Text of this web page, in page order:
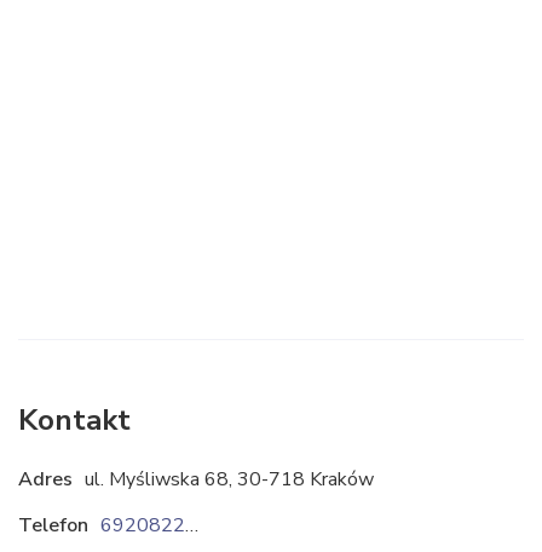
Kontakt
Adres ul. Myśliwska 68, 30-718 Kraków
Telefon
692082222